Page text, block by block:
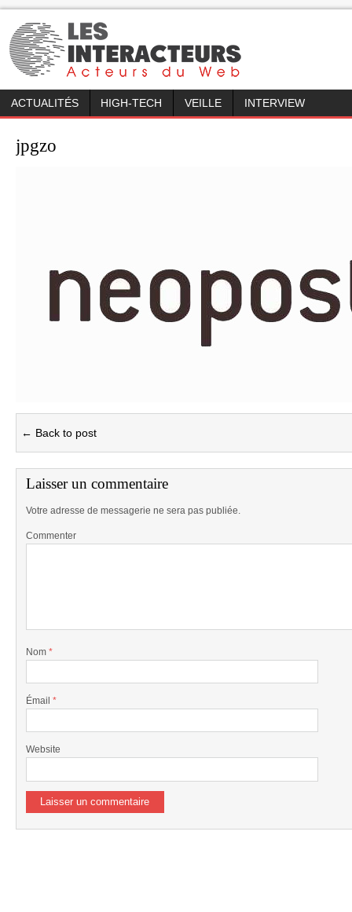
ACTUALITÉS HIGH-TECH VEILLE INTERVIEW
jpgzo
← Back to post
Laisser un commentaire
Votre adresse de messagerie ne sera pas publiée.
Commenter
Nom *
Émail *
Website